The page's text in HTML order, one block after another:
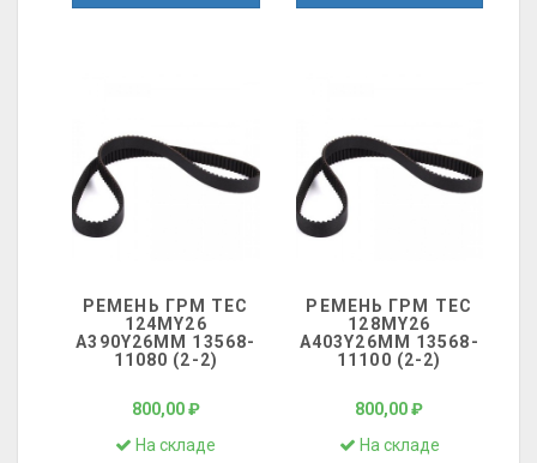
РЕМЕНЬ ГРМ ТЕС
124MY26
A390Y26MM 13568-
11080 (2-2)
800,00 ₽
На складе
РЕМЕНЬ ГРМ ТЕС
128MY26
A403Y26MM 13568-
11100 (2-2)
800,00 ₽
На складе